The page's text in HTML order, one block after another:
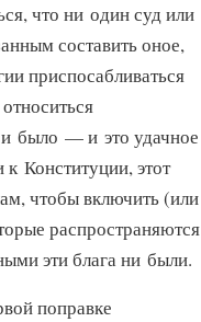
что ни один суд или
составить оное,
приспосабливаться
и было — и это удачное
Конституции, этот
чтобы включить (или
распространяются
эти блага ни были.
поправке